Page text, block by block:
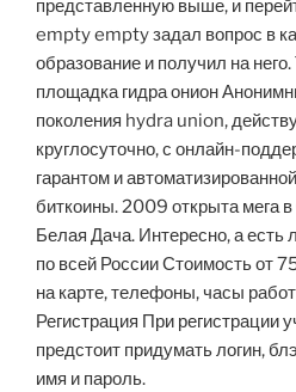
представленную выше, и
empty empty задал вопрос в
образование и получил на него.
площадка гидра онион
поколения hydra union,
круглосуточно, с онлайн-
гарантом и
биткоины. 2009 открыта мега
Белая Дача. Интересно, а есть
по всей России Стоимость от
на карте, телефоны, часы
Регистрация При регистрации
предстоит придумать логин,
имя и пароль.